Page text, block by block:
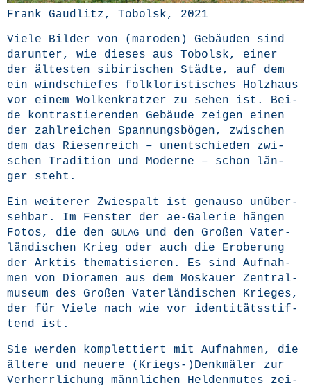
Frank Gaud­litz, Tobol­sk, 2021
Vie­le Bil­der von (maro­den) Gebäu­den sind
dar­un­ter, wie die­ses aus Tobol­sk, einer
der ältes­ten sibi­ri­schen Städ­te, auf dem
ein wind­schie­fes folk­lo­ris­ti­sches Holz­haus
vor einem Wol­ken­krat­zer zu sehen ist. Bei­
de kon­tras­tie­ren­den Gebäu­de zei­gen einen
der zahl­rei­chen Span­nungs­bö­gen, zwi­schen
dem das Rie­sen­reich – unent­schie­den zwi­
schen Tra­di­ti­on und Moder­ne – schon län­
ger steht.
Ein wei­te­rer Zwie­spalt ist genau­so unüber­
seh­bar. Im Fens­ter der ae-Gale­rie hän­gen
Fotos, die den GULAG und den Gro­ßen Vater­
län­di­schen Krieg oder auch die Erobe­rung
der Ark­tis the­ma­ti­sie­ren. Es sind Auf­nah­
men von Diora­men aus dem Mos­kau­er Zen­tral­
mu­se­um des Gro­ßen Vater­län­di­schen Krie­ges,
der für Vie­le nach wie vor iden­ti­täts­stif­
tend ist.
Sie wer­den kom­plet­tiert mit Auf­nah­men, die
älte­re und neue­re (Kriegs-)Denkmäler zur
Ver­herr­li­chung männ­li­chen Hel­den­mu­tes zei­